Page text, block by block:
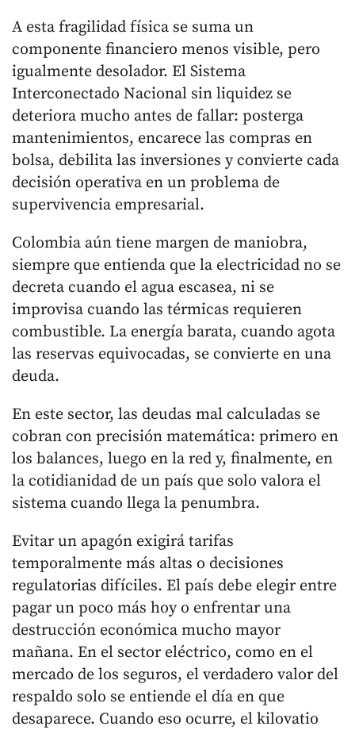
A esta fragilidad física se suma un
componente financiero menos visible, pero
igualmente desolador. El Sistema
Interconectado Nacional sin liquidez se
deteriora mucho antes de fallar: posterga
mantenimientos, encarece las compras en
bolsa, debilita las inversiones y convierte cada
decisión operativa en un problema de
supervivencia empresarial.
Colombia aún tiene margen de maniobra,
siempre que entienda que la electricidad no se
decreta cuando el agua escasea, ni se
improvisa cuando las térmicas requieren
combustible. La energía barata, cuando agota
las reservas equivocadas, se convierte en una
deuda.
En este sector, las deudas mal calculadas se
cobran con precisión matemática: primero en
los balances, luego en la red y, finalmente, en
la cotidianidad de un país que solo valora el
sistema cuando llega la penumbra.
Evitar un apagón exigirá tarifas
temporalmente más altas o decisiones
regulatorias difíciles. El país debe elegir entre
pagar un poco más hoy o enfrentar una
destrucción económica mucho mayor
mañana. En el sector eléctrico, como en el
mercado de los seguros, el verdadero valor del
respaldo solo se entiende el día en que
desaparece. Cuando eso ocurre, el kilovatio